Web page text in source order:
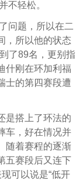
不轻松。
问题，所以在二
，所以他的状态
了89名，更别指
什刚在环加利福
士的第四赛段遭
是搭上了环法的
车，好在情况并
随着赛程的逐渐
五赛段后又连下
可以说是“低开